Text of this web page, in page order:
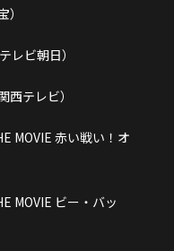
レビ朝日）
テレビ）
MOVIE 赤い戦い！オ
MOVIE ビー・バッ